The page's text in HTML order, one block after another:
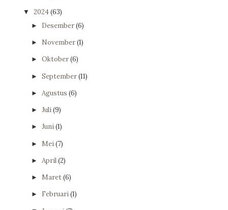
▼ 2024(63)
► Desember(6)
► November(1)
► Oktober(6)
► September(11)
► Agustus (6)
► Juli(9)
► Juni(1)
► Mei(7)
► April(2)
► Maret(6)
► Februari(1)